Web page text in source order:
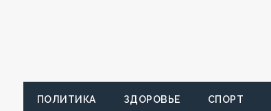
ПОЛИТИКА ЗДОРОВЬЕ СПОРТ